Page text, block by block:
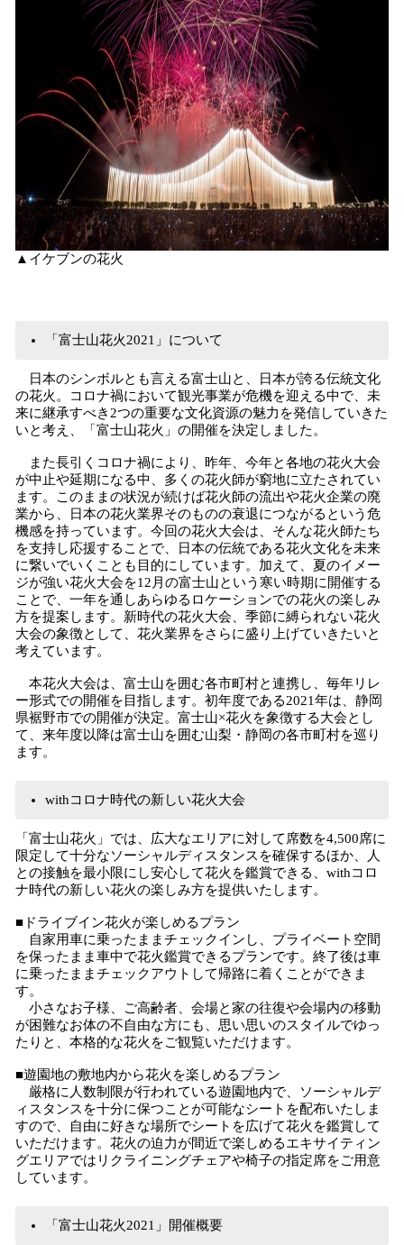
▲イケブンの花火
「富士山花火2021」について
日本のシンボルとも言える富士山と、日本が誇る伝統文化
の花火。コロナ禍において観光事業が危機を迎える中で、未
来に継承すべき2つの重要な文化資源の魅力を発信していきた
いと考え、「富士山花火」の開催を決定しました。
また長引くコロナ禍により、昨年、今年と各地の花火大会
が中止や延期になる中、多くの花火師が窮地に立たされてい
ます。このままの状況が続けば花火師の流出や花火企業の廃
業から、日本の花火業界そのものの衰退につながるという危
機感を持っています。今回の花火大会は、そんな花火師たち
を支持し応援することで、日本の伝統である花火文化を未来
に繋いでいくことも目的にしています。加えて、夏のイメー
ジが強い花火大会を12月の富士山という寒い時期に開催する
ことで、一年を通しあらゆるロケーションでの花火の楽しみ
方を提案します。新時代の花火大会、季節に縛られない花火
大会の象徴として、花火業界をさらに盛り上げていきたいと
考えています。
本花火大会は、富士山を囲む各市町村と連携し、毎年リレ
ー形式での開催を目指します。初年度である2021年は、静岡
県裾野市での開催が決定。富士山×花火を象徴する大会とし
て、来年度以降は富士山を囲む山梨・静岡の各市町村を巡り
ます。
withコロナ時代の新しい花火大会
「富士山花火」では、広大なエリアに対して席数を4,500席に
限定して十分なソーシャルディスタンスを確保するほか、人
との接触を最小限にし安心して花火を鑑賞できる、withコロ
ナ時代の新しい花火の楽しみ方を提供いたします。
■ドライブイン花火が楽しめるプラン
自家用車に乗ったままチェックインし、プライベート空間
を保ったまま車中で花火鑑賞できるプランです。終了後は車
に乗ったままチェックアウトして帰路に着くことができま
す。
小さなお子様、ご高齢者、会場と家の往復や会場内の移動
が困難なお体の不自由な方にも、思い思いのスタイルでゆっ
たりと、本格的な花火をご観覧いただけます。
■遊園地の敷地内から花火を楽しめるプラン
厳格に人数制限が行われている遊園地内で、ソーシャルデ
ィスタンスを十分に保つことが可能なシートを配布いたしま
すので、自由に好きな場所でシートを広げて花火を鑑賞して
いただけます。花火の迫力が間近で楽しめるエキサイティン
グエリアではリクライニングチェアや椅子の指定席をご用意
しています。
「富士山花火2021」開催概要